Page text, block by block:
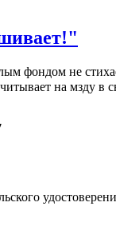
фондом не
на мзду в